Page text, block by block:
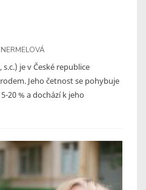
je v České republice
Jeho četnost se pohybuje
20 % a dochází k jeho